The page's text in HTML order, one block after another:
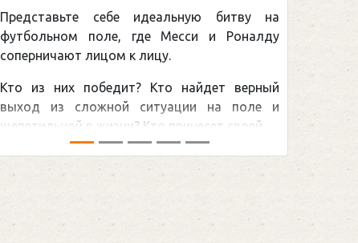
Спорт)
принадлежит великому канадцу Уэйну
Гретцки, — едва ли не самая обсуждаемая
хоккейная тема последних лет в мире.Перед
сезоном Национальной хоккейной лиги — ...